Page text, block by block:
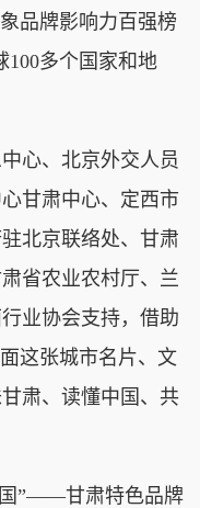
品牌影响力百强榜
100多个国家和地
心、北京外交人员
甘肃中心、定西市
北京联络处、甘肃
省农业农村厅、兰
业协会支持，借助
这张城市名片、文
肃、读懂中国、共
”——甘肃特色品牌